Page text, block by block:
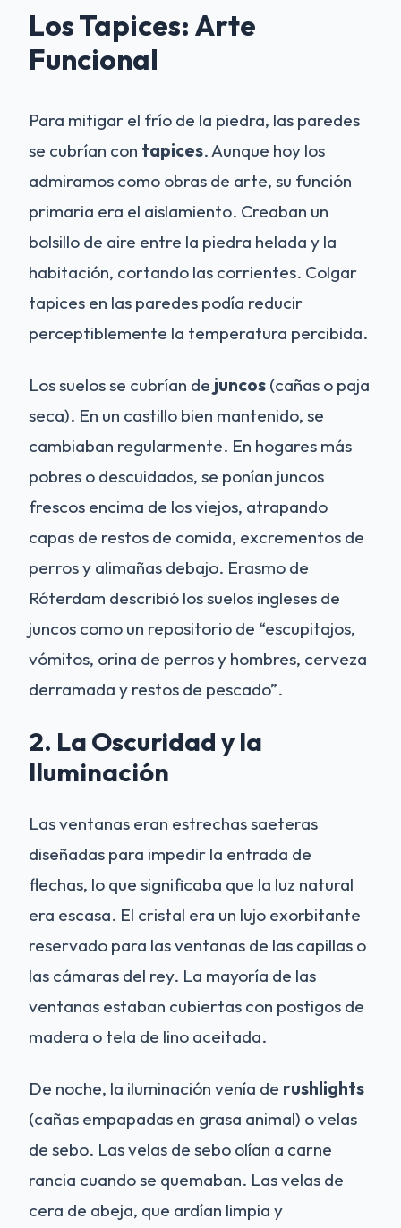
Los Tapices: Arte
Funcional
Para mitigar el frío de la piedra, las paredes
se cubrían con tapices. Aunque hoy los
admiramos como obras de arte, su función
primaria era el aislamiento. Creaban un
bolsillo de aire entre la piedra helada y la
habitación, cortando las corrientes. Colgar
tapices en las paredes podía reducir
perceptiblemente la temperatura percibida.
Los suelos se cubrían de juncos (cañas o paja
seca). En un castillo bien mantenido, se
cambiaban regularmente. En hogares más
pobres o descuidados, se ponían juncos
frescos encima de los viejos, atrapando
capas de restos de comida, excrementos de
perros y alimañas debajo. Erasmo de
Róterdam describió los suelos ingleses de
juncos como un repositorio de “escupitajos,
vómitos, orina de perros y hombres, cerveza
derramada y restos de pescado”.
2. La Oscuridad y la
Iluminación
Las ventanas eran estrechas saeteras
diseñadas para impedir la entrada de
flechas, lo que significaba que la luz natural
era escasa. El cristal era un lujo exorbitante
reservado para las ventanas de las capillas o
las cámaras del rey. La mayoría de las
ventanas estaban cubiertas con postigos de
madera o tela de lino aceitada.
De noche, la iluminación venía de rushlights
(cañas empapadas en grasa animal) o velas
de sebo. Las velas de sebo olían a carne
rancia cuando se quemaban. Las velas de
cera de abeja, que ardían limpia y